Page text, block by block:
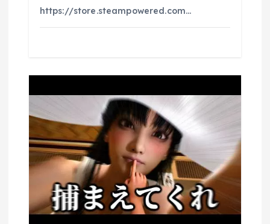
https://store.steampowered.com…